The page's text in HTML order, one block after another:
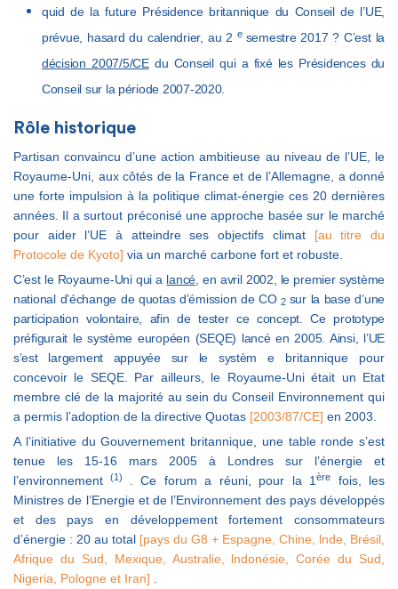
quid de la future Présidence britannique du Conseil de l’UE,
prévue, hasard du calendrier, au 2 e semestre 2017 ? C’est la
décision 2007/5/CEdu Conseil qui a fixé les Présidences du
Conseil sur la période 2007-2020.
Rôle historique
Partisan convaincu d’une action ambitieuse au niveau de l’UE, le
Royaume-Uni, aux côtés de la France et de l’Allemagne, a donné
une forte impulsion à la politique climat-énergie ces 20 dernières
années. Il a surtout préconisé une approche basée sur le marché
pour aider l’UE à atteindre ses objectifs climat [au titre du
Protocole de Kyoto] via un marché carbone fort et robuste.
C’est le Royaume-Uni qui a lancé , en avril 2002, le premier système
national d’échange de quotas d’émission de CO2 sur la base d’une
participation volontaire, afin de tester ce concept. Ce prototype
préfigurait le système européen (SEQE) lancé en 2005. Ainsi, l’UE
s’est largement appuyée sur le systèm e britannique pour
concevoir le SEQE. Par ailleurs, le Royaume-Uni était un Etat
membre clé de la majorité au sein du Conseil Environnement qui
a permis l’adoption de la directive Quotas [2003/87/CE] en 2003.
A l’initiative du Gouvernement britannique, une table ronde s’est
tenue les 15-16 mars 2005 à Londres sur l’énergie et
l’environnement
(1) . Ce forum a réuni, pour la 1ère
fois, les
Ministres de l’Energie et de l’Environnement des pays développés
et des pays en développement fortement consommateurs
d’énergie : 20 au total [pays du G8 + Espagne, Chine, lnde, Brésil,
Afrique du Sud, Mexique, Australie, lndonésie, Corée du Sud,
Nigeria, Pologne et Iran] .